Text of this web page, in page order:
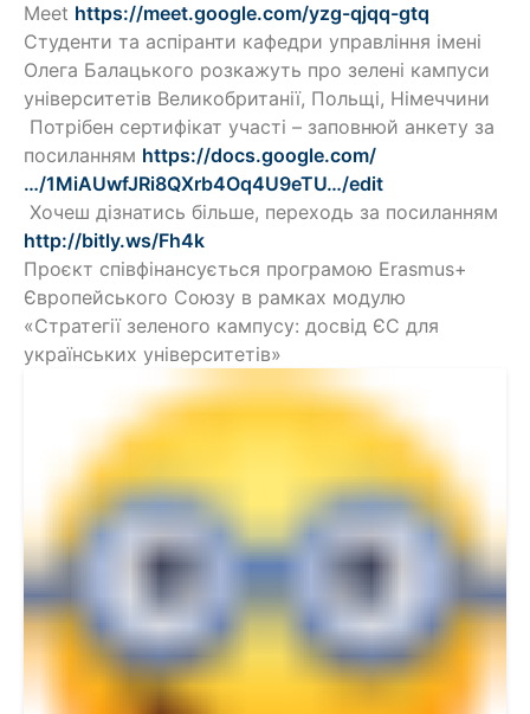
Meet https://meet.google.com/yzg-qjqq-gtq
Студенти та аспіранти кафедри управління імені
Олега Балацького розкажуть про зелені кампуси
університетів Великобританії, Польщі, Німеччини
Потрібен сертифікат участі – заповнюй анкету за
посиланням https://docs.google.com/
…/1MiAUwfJRi8QXrb4Oq4U9eTU…/edit
Хочеш дізнатись більше, переходь за посиланням
http://bitly.ws/Fh4k
Проєкт співфінансується програмою Erasmus+
Європейського Союзу в рамках модулю
«Стратегії зеленого кампусу: досвід ЄС для
українських університетів»